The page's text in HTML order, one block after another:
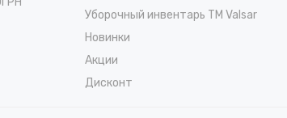
Уборочный инвентарь TM Valsar
Новинки
Акции
Дисконт